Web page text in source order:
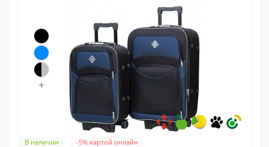
В наличии
+
-5% картой онлайн